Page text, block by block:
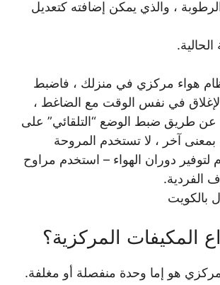
الرطوبة ، والذي يمكن إضافته كتعديل
هواء مركزي في منزلك ، فاضبط
في نفس الوقت مع الضاغط ،
عن طريق ضبط الوضع “التلقائي” على
بمعنى آخر ، لا تستخدم المروحة
لتوفير دوران الهواء – استخدم مراوح
الفردية.
بالكويت
المكيفات المركزية؟
هو إما وحدة منفصلة أو مغلفة.